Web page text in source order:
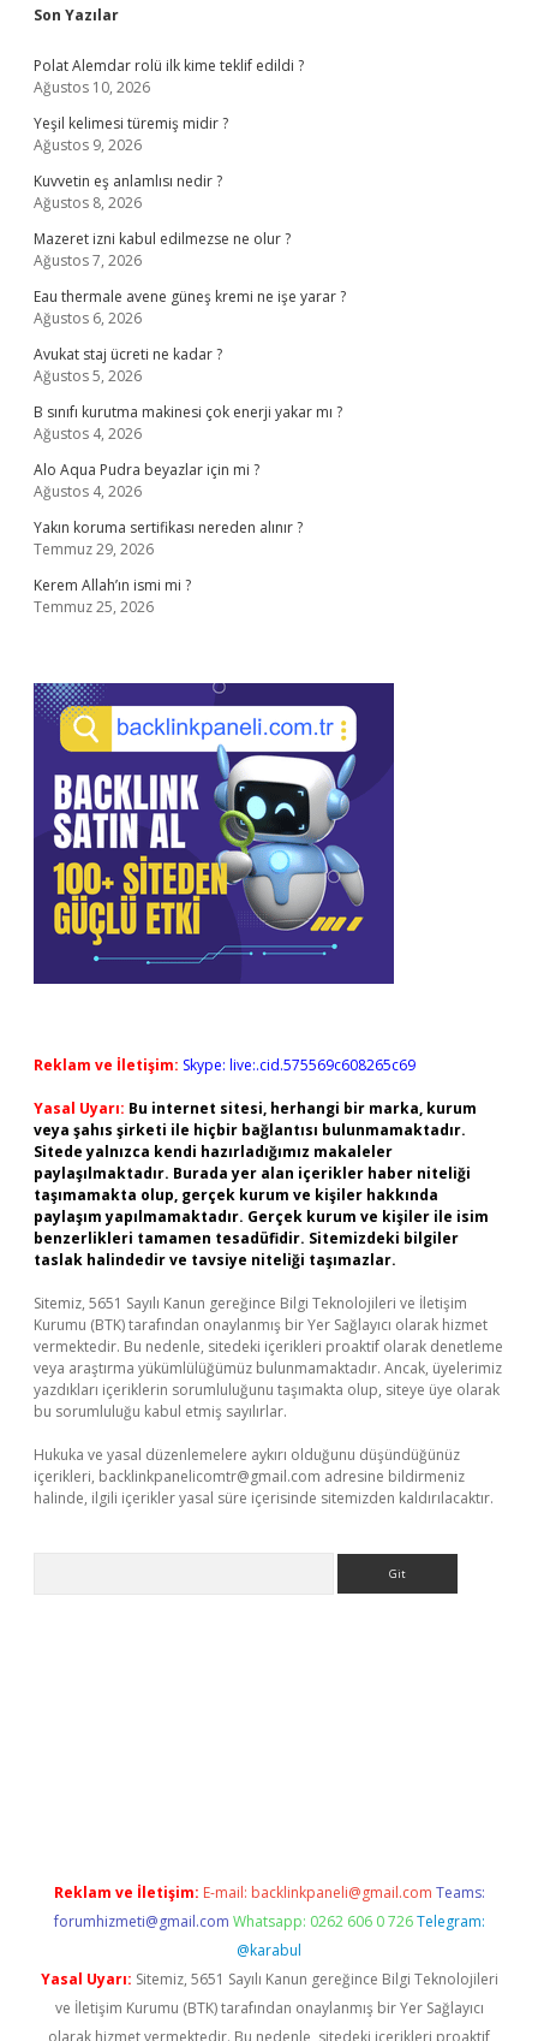
Sidebar
Son Yazılar
Polat Alemdar rolü ilk kime teklif edildi ?
Ağustos 10, 2026
Yeşil kelimesi türemiş midir ?
Ağustos 9, 2026
Kuvvetin eş anlamlısı nedir ?
Ağustos 8, 2026
Mazeret izni kabul edilmezse ne olur ?
Ağustos 7, 2026
Eau thermale avene güneş kremi ne işe yarar ?
Ağustos 6, 2026
Avukat staj ücreti ne kadar ?
Ağustos 5, 2026
B sınıfı kurutma makinesi çok enerji yakar mı ?
Ağustos 4, 2026
Alo Aqua Pudra beyazlar için mi ?
Ağustos 4, 2026
Yakın koruma sertifikası nereden alınır ?
Temmuz 29, 2026
Kerem Allah’ın ismi mi ?
Temmuz 25, 2026
Reklam ve İletişim: Skype: live:.cid.575569c608265c69
Yasal Uyarı: Bu internet sitesi, herhangi bir marka, kurum
veya şahıs şirketi ile hiçbir bağlantısı bulunmamaktadır.
Sitede yalnızca kendi hazırladığımız makaleler
paylaşılmaktadır. Burada yer alan içerikler haber niteliği
taşımamakta olup, gerçek kurum ve kişiler hakkında
paylaşım yapılmamaktadır. Gerçek kurum ve kişiler ile isim
benzerlikleri tamamen tesadüfidir. Sitemizdeki bilgiler
taslak halindedir ve tavsiye niteliği taşımazlar.
Sitemiz, 5651 Sayılı Kanun gereğince Bilgi Teknolojileri ve İletişim
Kurumu (BTK) tarafından onaylanmış bir Yer Sağlayıcı olarak hizmet
vermektedir. Bu nedenle, sitedeki içerikleri proaktif olarak denetleme
veya araştırma yükümlülüğümüz bulunmamaktadır. Ancak, üyelerimiz
yazdıkları içeriklerin sorumluluğunu taşımakta olup, siteye üye olarak
bu sorumluluğu kabul etmiş sayılırlar.
Hukuka ve yasal düzenlemelere aykırı olduğunu düşündüğünüz
içerikleri, backlinkpanelicomtr@gmail.com adresine bildirmeniz
halinde, ilgili içerikler yasal süre içerisinde sitemizden kaldırılacaktır.
Reklam ve İletişim: E-mail: backlinkpaneli@gmail.com Teams:
forumhizmeti@gmail.com Whatsapp: 0262 606 0 726 Telegram:
@karabul
Yasal Uyarı: Sitemiz, 5651 Sayılı Kanun gereğince Bilgi Teknolojileri
ve İletişim Kurumu (BTK) tarafından onaylanmış bir Yer Sağlayıcı
olarak hizmet vermektedir. Bu nedenle, sitedeki içerikleri proaktif